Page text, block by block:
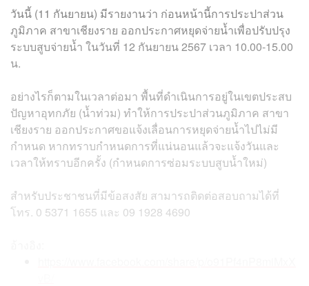
วันนี้ (11 กันยายน) มีรายงานว่า ก่อนหน้านี้การประปาส่วน
ภูมิภาค สาขาเชียงราย ออกประกาศหยุดจ่ายน้ำเพื่อปรับปรุง
ระบบสูบจ่ายน้ำ ในวันที่ 12 กันยายน 2567 เวลา 10.00-15.00
น.
อย่างไรก็ตามในเวลาต่อมา พื้นที่ดำเนินการอยู่ในเขตประสบ
ปัญหาอุทกภัย (น้ำท่วม) ทำให้การประปาส่วนภูมิภาค สาขา
เชียงราย ออกประกาศขอแจ้งเลื่อนการหยุดจ่ายน้ำไปไม่มี
กำหนด หากทราบกำหนดการที่แน่นอนแล้วจะแจ้งวันและ
เวลาให้ทราบอีกครั้ง (กำหนดการซ่อมระบบสูบน้ำใหม่)
สำหรับประชาชนที่มีข้อสงสัย สามารถติดต่อสอบถามได้ที่
โทร. 0 5371 1655 และ 09 1928 4690